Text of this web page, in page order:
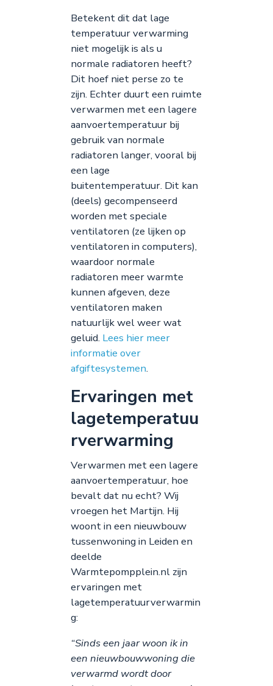
Betekent dit dat lage
temperatuur verwarming
niet mogelijk is als u
normale radiatoren heeft?
Dit hoef niet perse zo te
zijn. Echter duurt een ruimte
verwarmen met een lagere
aanvoertemperatuur bij
gebruik van normale
radiatoren langer, vooral bij
een lage
buitentemperatuur. Dit kan
(deels) gecompenseerd
worden met speciale
ventilatoren (ze lijken op
ventilatoren in computers),
waardoor normale
radiatoren meer warmte
kunnen afgeven, deze
ventilatoren maken
natuurlijk wel weer wat
geluid. Lees hier meer
informatie over
afgiftesystemen.
Ervaringen met
lagetemperatuu
rverwarming
Verwarmen met een lagere
aanvoertemperatuur, hoe
bevalt dat nu echt? Wij
vroegen het Martijn. Hij
woont in een nieuwbouw
tussenwoning in Leiden en
deelde
Warmtepompplein.nl zijn
ervaringen met
lagetemperatuurverwarmin
g:
“Sinds een jaar woon ik in
een nieuwbouwwoning die
verwarmd wordt door